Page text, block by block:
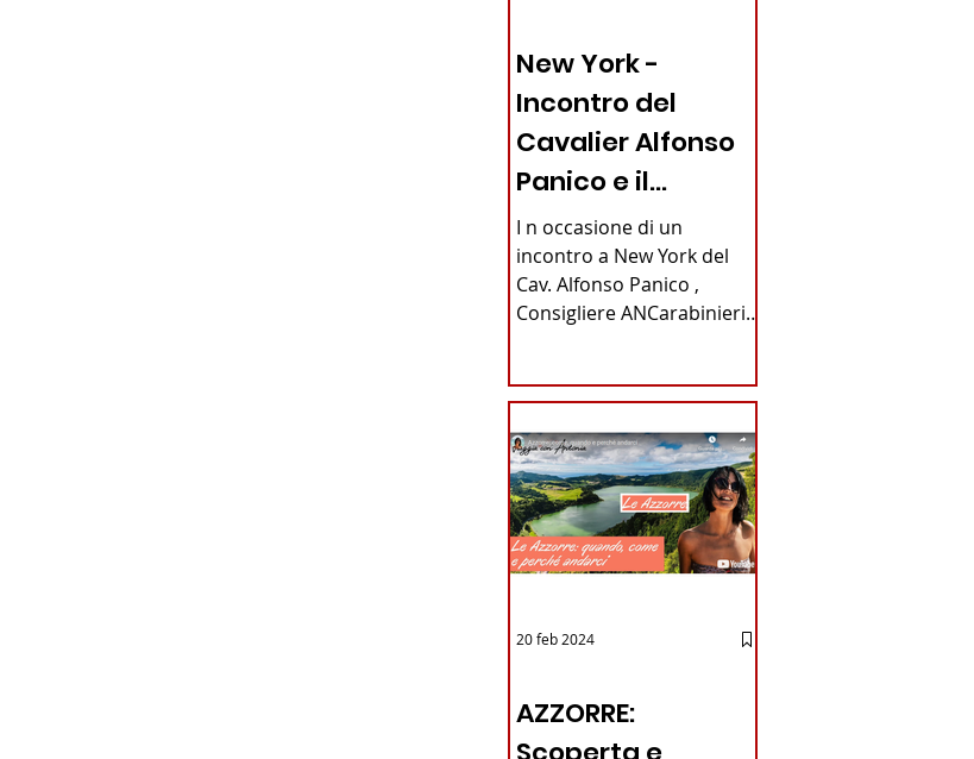
New York -
Incontro del
Cavalier Alfonso
Panico e il
Generale dei
Carabinieri
Fabrizio Parrulli
I n occasione di un
incontro a New York del
Cav. Alfonso Panico ,
Consigliere ANCarabinieri
AZZORRE:
20 feb 2024